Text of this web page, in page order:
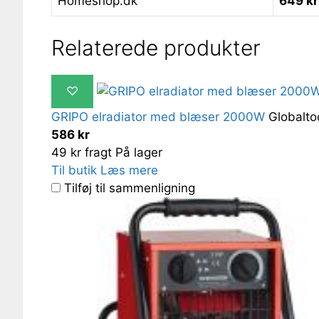
Relaterede produkter
♡
GRIPO elradiator med blæser 2000W
586 kr
49 kr fragt På lager
Til butik Læs mere
Tilføj til sammenligning